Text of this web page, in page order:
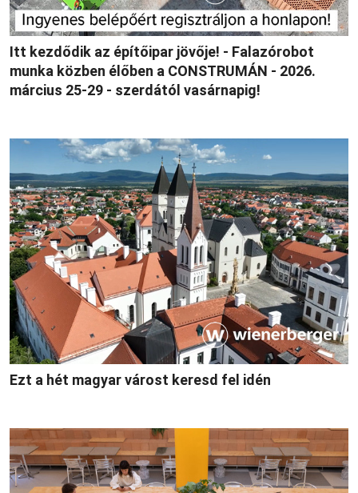
Itt kezdődik az építőipar jövője! - Falazórobot
munka közben élőben a CONSTRUMÁN - 2026.
március 25-29 - szerdától vasárnapig!
Ezt a hét magyar várost keresd fel idén